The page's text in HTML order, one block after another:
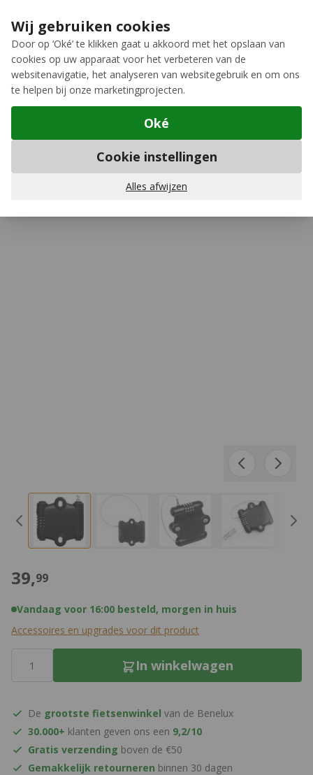
Wij gebruiken cookies
Door op ‘Oké’ te klikken gaat u akkoord met het opslaan van
cookies op uw apparaat voor het verbeteren van de
websitenavigatie, het analyseren van websitegebruik en om ons
te helpen bij onze marketingprojecten.
Oké
Cookie instellingen
Alles afwijzen
Meer keuze, meer plezier
12GO Biking
Kabelsloten
€
39,99
Vandaag voor 16:00 besteld, morgen in huis
Accessoires en upgrades voor dit product
In winkelwagen
De grootste fietsenwinkel van de Benelux
30.000+ klanten geven ons een 9,2/10
Gratis verzending boven de €50
Gemakkelijk retourneren binnen 30 dagen
Sportflex 2504/90 cm Kabelslot
Schrijf een review